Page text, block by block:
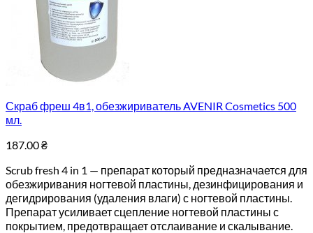
Скраб фреш 4в1, обезжириватель AVENIR Cosmetics 500
мл.
187.00₴
Scrub fresh 4 in 1 — препарат который предназначается для
обезжиривания ногтевой пластины, дезинфицирования и
дегидрирования (удаления влаги) с ногтевой пластины.
Препарат усиливает сцепление ногтевой пластины с
покрытием, предотвращает отслаивание и скалывание.